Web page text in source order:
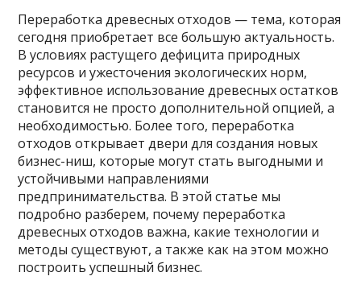
Переработка древесных отходов — тема, которая
сегодня приобретает все большую актуальность.
В условиях растущего дефицита природных
ресурсов и ужесточения экологических норм,
эффективное использование древесных остатков
становится не просто дополнительной опцией, а
необходимостью. Более того, переработка
отходов открывает двери для создания новых
бизнес-ниш, которые могут стать выгодными и
устойчивыми направлениями
предпринимательства. В этой статье мы
подробно разберем, почему переработка
древесных отходов важна, какие технологии и
методы существуют, а также как на этом можно
построить успешный бизнес.